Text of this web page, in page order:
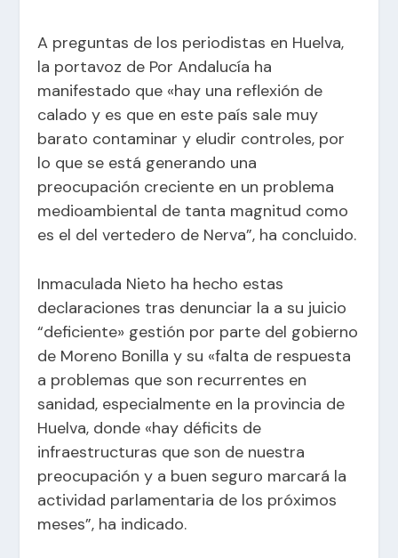
A preguntas de los periodistas en Huelva,
la portavoz de Por Andalucía ha
manifestado que «hay una reflexión de
calado y es que en este país sale muy
barato contaminar y eludir controles, por
lo que se está generando una
preocupación creciente en un problema
medioambiental de tanta magnitud como
es el del vertedero de Nerva”, ha concluido.
Inmaculada Nieto ha hecho estas
declaraciones tras denunciar la a su juicio
“deficiente» gestión por parte del gobierno
de Moreno Bonilla y su «falta de respuesta
a problemas que son recurrentes en
sanidad, especialmente en la provincia de
Huelva, donde «hay déficits de
infraestructuras que son de nuestra
preocupación y a buen seguro marcará la
actividad parlamentaria de los próximos
meses”, ha indicado.